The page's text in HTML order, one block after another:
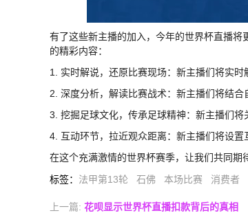
有了这些新主播的加入，今年的世界杯直播
的精彩内容：
1. 实时解说，还原比赛现场：新主播们将实
2. 深度分析，解读比赛战术：新主播们将结
3. 挖掘足球文化，传承足球精神：新主播们将
4. 互动环节，拉近观众距离：新主播们将设置
在这个充满激情的世界杯赛季，让我们共同期
标签： 法甲第13轮 石佛 本场比赛 消费者
上一篇: 花呗显示世界杯直播扣款背后的真相